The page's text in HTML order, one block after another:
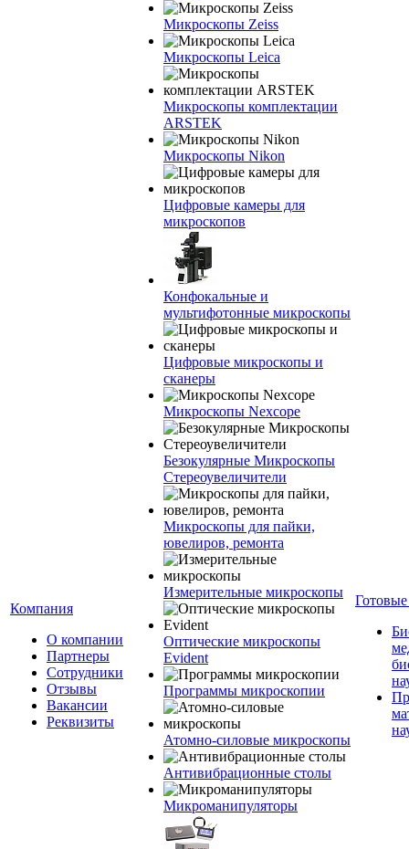
Компания
О компании
Партнеры
Сотрудники
Отзывы
Вакансии
Реквизиты
Микроскопы Zeiss
Микроскопы Leica
Микроскопы комплектации
ARSTEK
Микроскопы Nikon
Цифровые камеры для
микроскопов
Конфокальные и
мультифотонные микроскопы
Цифровые микроскопы и
сканеры
Микроскопы Nexcope
Безокулярные Микроскопы
Стереоувеличители
Микроскопы для пайки,
ювелиров, ремонта
Измерительные микроскопы
Оптические микроскопы
Evident
Программы микроскопии
Атомно-силовые микроскопы
Антивибрационные столы
Микроманипуляторы